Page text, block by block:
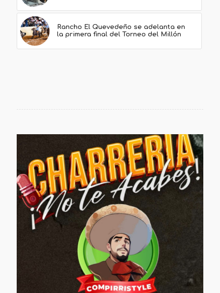
Rancho El Quevedeño se adelanta en
la primera final del Torneo del Millón